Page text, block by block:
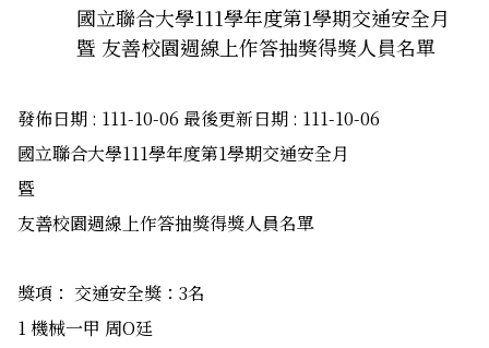
國立聯合大學111學年度第1學期交通安全月
暨 友善校園週線上作答抽獎得獎人員名單
發佈日期 : 111-10-06 最後更新日期 : 111-10-06
國立聯合大學111學年度第1學期交通安全月
暨
友善校園週線上作答抽獎得獎人員名單
獎項： 交通安全獎：3名
1 機械一甲 周O廷